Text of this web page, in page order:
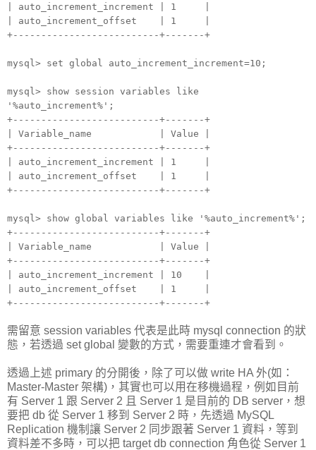
| auto_increment_increment | 1 |
| auto_increment_offset | 1 |
+--------------------------+-------+
mysql> set global auto_increment_increment=10;
mysql> show session variables like
'%auto_increment%';
+--------------------------+-------+
| Variable_name | Value |
+--------------------------+-------+
| auto_increment_increment | 1 |
| auto_increment_offset | 1 |
+--------------------------+-------+
mysql> show global variables like '%auto_increment%';
+--------------------------+-------+
| Variable_name | Value |
+--------------------------+-------+
| auto_increment_increment | 10 |
| auto_increment_offset | 1 |
+--------------------------+-------+
需留意 session variables 代表是此時 mysql connection 的狀
態，若透過 set global 變數的方式，需要重連才會看到。
透過上述 primary 的分開後，除了可以做 write HA 外(如：
Master-Master 架構)，其實也可以用在移機過程，例如目前
有 Server 1 跟 Server 2 且 Server 1 是目前的 DB server，想
要把 db 從 Server 1 移到 Server 2 時，先透過 MySQL
Replication 機制讓 Server 2 同步跟著 Server 1 資料，等到
資料差不多時，可以把 target db connection 角色從 Server 1